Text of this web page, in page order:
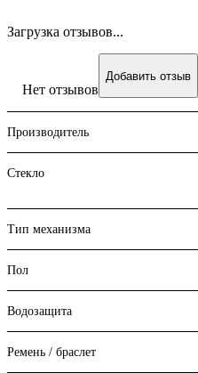
Загрузка отзывов...
Нет отзывов
Добавить отзыв
Производитель
Стекло
Тип механизма
Пол
Водозащита
Ремень / браслет